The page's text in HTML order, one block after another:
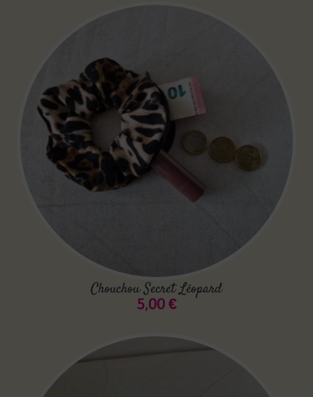
Chouchou Secret Léopard
5,00 €